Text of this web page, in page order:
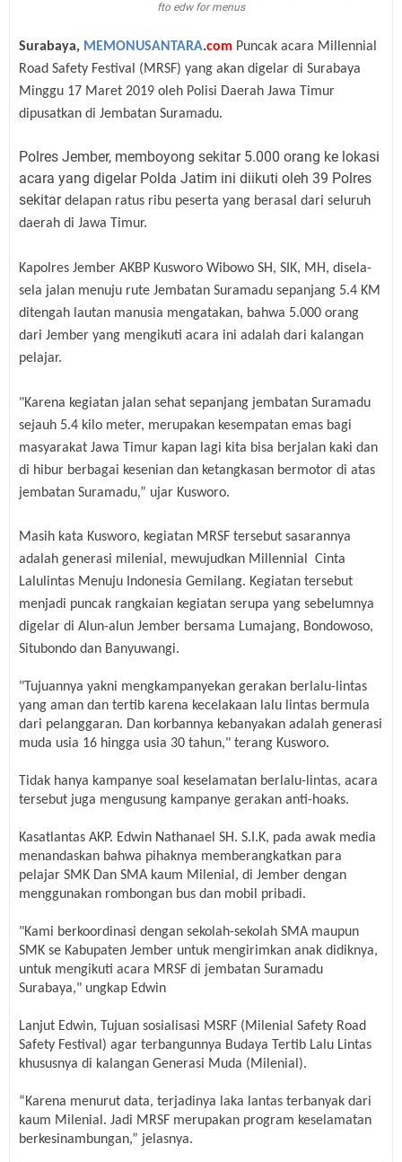
fto edw for menus
Surabaya, MEMONUSANTARA.com Puncak acara Millennial
Road Safety Festival (MRSF) yang akan digelar di Surabaya
Minggu 17 Maret 2019 oleh Polisi Daerah Jawa Timur
dipusatkan di Jembatan Suramadu.
Polres Jember, memboyong sekitar 5.000 orang ke lokasi
acara yang digelar Polda Jatim ini diikuti oleh 39 Polres
sekitardelapan ratus ribu peserta yang berasal dari seluruh
daerah di Jawa Timur.
Kapolres Jember AKBP Kusworo Wibowo SH, SIK, MH, disela-
sela jalan menuju rute Jembatan Suramadu sepanjang 5.4 KM
ditengah lautan manusia mengatakan, bahwa 5.000 orang
dari Jember yang mengikuti acara ini adalah dari kalangan
pelajar.
"Karena kegiatan jalan sehat sepanjang jembatan Suramadu
sejauh 5.4 kilo meter, merupakan kesempatan emas bagi
masyarakat Jawa Timur kapan lagi kita bisa berjalan kaki dan
di hibur berbagai kesenian dan ketangkasan bermotor di atas
jembatan Suramadu,” ujar Kusworo.
Masih kata Kusworo, kegiatan MRSF tersebut sasarannya
adalah generasi milenial, mewujudkan Millennial Cinta
Lalulintas Menuju Indonesia Gemilang. Kegiatan tersebut
menjadi puncak rangkaian kegiatan serupa yang sebelumnya
digelar di Alun-alun Jember bersama Lumajang, Bondowoso,
Situbondo dan Banyuwangi.
"Tujuannya yakni mengkampanyekan gerakan berlalu-lintas
yang aman dan tertib karena kecelakaan lalu lintas bermula
dari pelanggaran. Dan korbannya kebanyakan adalah generasi
muda usia 16 hingga usia 30 tahun," terang Kusworo.
Tidak hanya kampanye soal keselamatan berlalu-lintas, acara
tersebut juga mengusung kampanye gerakan anti-hoaks.
Kasatlantas AKP. Edwin Nathanael SH. S.I.K, pada awak media
menandaskan bahwa pihaknya memberangkatkan para
pelajar SMK Dan SMA kaum Milenial, di Jember dengan
menggunakan rombongan bus dan mobil pribadi.
"Kami berkoordinasi dengan sekolah-sekolah SMA maupun
SMK se Kabupaten Jember untuk mengirimkan anak didiknya,
untuk mengikuti acara MRSF di jembatan Suramadu
Surabaya," ungkap Edwin
Lanjut Edwin, Tujuan sosialisasi MSRF (Milenial Safety Road
Safety Festival) agar terbangunnya Budaya Tertib Lalu Lintas
khususnya di kalangan Generasi Muda (Milenial).
“Karena menurut data, terjadinya laka lantas terbanyak dari
kaum Milenial. Jadi MRSF merupakan program keselamatan
berkesinambungan,” jelasnya.